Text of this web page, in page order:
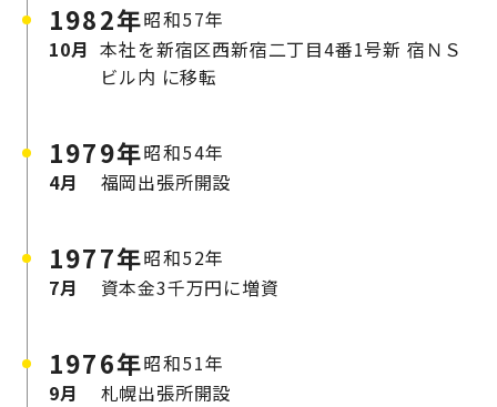
1982年昭和57年
10月 本社を新宿区西新宿二丁目4番1号新 宿ＮＳ
ビル内 に移転
1979年昭和54年
4月
福岡出張所開設
1977年昭和52年
7月
資本金3千万円に増資
1976年昭和51年
9月
札幌出張所開設